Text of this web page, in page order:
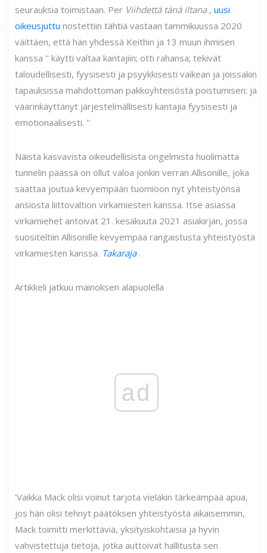
seurauksia toimistaan. Per Viihdettä tänä iltana, uusi
oikeusjuttu nostettiin tähtiä vastaan ​​tammikuussa 2020
väittäen, että hän yhdessä Keithin ja 13 muun ihmisen
kanssa '' käytti valtaa kantajiin; otti rahansa; tekivät
taloudellisesti, fyysisesti ja psyykkisesti vaikean ja joissakin
tapauksissa mahdottoman pakkoyhteisöstä poistumisen; ja
väärinkäyttänyt järjestelmällisesti kantajia fyysisesti ja
emotionaalisesti. ''
Näistä kasvavista oikeudellisista ongelmista huolimatta
tunnelin päässä on ollut valoa jonkin verran Allisonille, joka
saattaa joutua kevyempään tuomioon nyt yhteistyönsä
ansiosta liittovaltion virkamiesten kanssa. Itse asiassa
virkamiehet antoivat 21. kesäkuuta 2021 asiakirjan, jossa
suositeltiin Allisonille kevyempää rangaistusta yhteistyöstä
virkamiesten kanssa. Takaraja .
Artikkeli jatkuu mainoksen alapuolella
ad
'Vaikka Mack olisi voinut tarjota vieläkin tärkeämpää apua,
jos hän olisi tehnyt päätöksen yhteistyöstä aikaisemmin,
Mack toimitti merkittäviä, yksityiskohtaisia ​​ja hyvin
vahvistettuja tietoja, jotka auttoivat hallitusta sen